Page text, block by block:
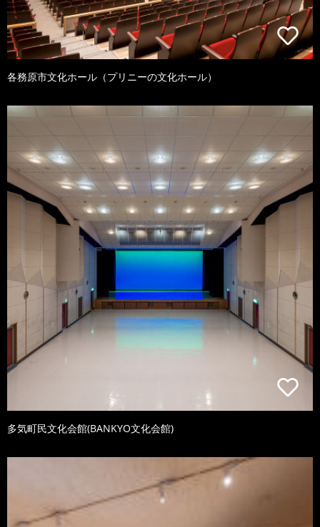
各務原市文化ホール（プリニーの文化ホール）
多気町民文化会館(BANKYO文化会館)